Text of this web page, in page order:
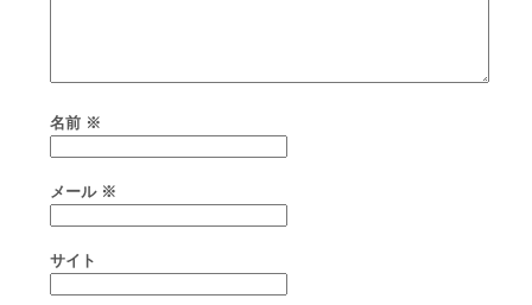
名前 ※
メール ※
サイト